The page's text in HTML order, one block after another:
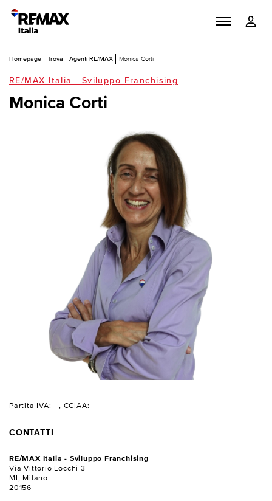
Homepage Trova Agenti RE/MAX Monica Corti
RE/MAX Italia - Sviluppo Franchising
Monica Corti
Partita IVA: - , CCIAA: ----
CONTATTI
RE/MAX Italia - Sviluppo Franchising
Via Vittorio Locchi 3
MI, Milano
20156